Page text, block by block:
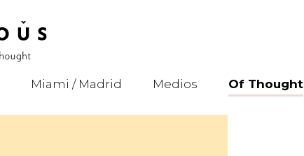
Miami / Madrid Medios Of Thought